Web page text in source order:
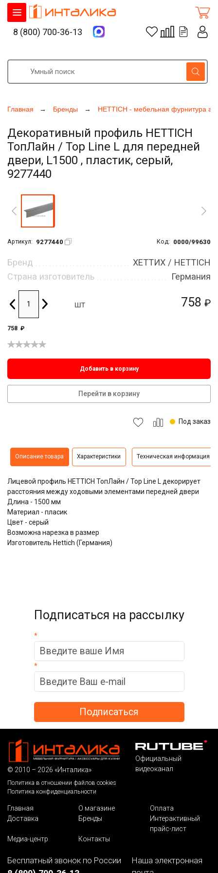
Главная Бренды HETTICH - мебельная фурнитура
Декоративный профиль HETTICH
ТопЛайн / Top Line L для передней
двери, L1500 , пластик, серый,
9277440
Артикул: 9277440 Код: 0000/99630
758 ₽
Бренд
ХЕТТИХ / HETTICH
Страна изготовитель
Германия
шт
758 ₽
Добавить в корзину
Перейти в корзину
Под заказ
Описание товара Характеристики Техническая информация
Лицевой профиль HETTICH ТопЛайн / Top Line L декорирует
расстояния между ходовыми элементами передней двери
Длина - 1500 мм
Материал - пласик
Цвет - серый
Возможна нарезка в размер
Изготовитель Hettich (Германия)
8 (800) 700-36-13
Подписаться на рассылку
*
*
© 2010 – 2026 «Инталика»
Политика в отношении файлов cookies
Политика конфиденциальности
Официальный
видеоканал
Главная О магазине
Оплата
Доставка
Бренды
Интерактивный
прайс-лист
Медиа-центр
Контакты
Бесплатный звонок по России
Наша электронная